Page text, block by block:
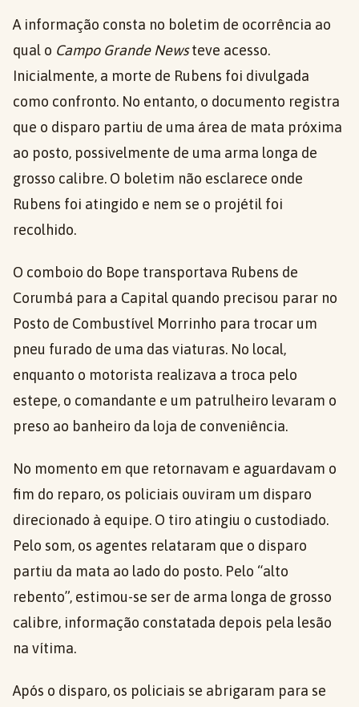
A informação consta no boletim de ocorrência ao
qual o Campo Grande Newsteve acesso.
Inicialmente, a morte de Rubens foi divulgada
como confronto. No entanto, o documento registra
que o disparo partiu de uma área de mata próxima
ao posto, possivelmente de uma arma longa de
grosso calibre. O boletim não esclarece onde
Rubens foi atingido e nem se o projétil foi
recolhido.
O comboio do Bope transportava Rubens de
Corumbá para a Capital quando precisou parar no
Posto de Combustível Morrinho para trocar um
pneu furado de uma das viaturas. No local,
enquanto o motorista realizava a troca pelo
estepe, o comandante e um patrulheiro levaram o
preso ao banheiro da loja de conveniência.
No momento em que retornavam e aguardavam o
fim do reparo, os policiais ouviram um disparo
direcionado à equipe. O tiro atingiu o custodiado.
Pelo som, os agentes relataram que o disparo
partiu da mata ao lado do posto. Pelo “alto
rebento”, estimou-se ser de arma longa de grosso
calibre, informação constatada depois pela lesão
na vítima.
Após o disparo, os policiais se abrigaram para se